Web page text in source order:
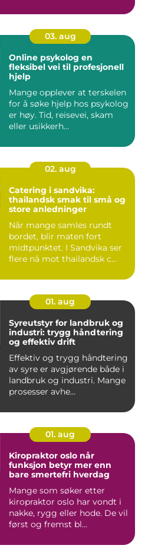
03. aug
Online psykolog en
fleksibel vei til profesjonell
hjelp
Mange opplever at terskelen
for å søke hjelp hos psykolog
er høy. Tid, reisevei, skam
eller usikkerh...
02. aug
Catering i sandvika:
thailandsk smak til små og
store anledninger
Når mange samles rundt
bordet, blir maten fort
midtpunktet. I Sandvika ser
flere nå mot thailandsk c...
01. aug
Syreutstyr for landbruk og
industri: trygg håndtering
og effektiv drift
Effektiv og trygg håndtering
av syre er avgjørende både i
landbruk og industri. Mange
prosesser avhe...
01. aug
Kiropraktor oslo når
funksjon betyr mer enn
bare smertefri hverdag
Mange som søker etter
kiropraktor oslo har vondt i
nakke, rygg eller hode. De vil
først og fremst bl...